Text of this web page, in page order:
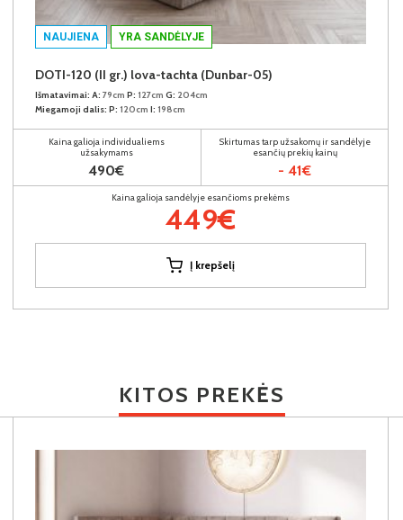
NAUJIENA YRA SANDĖLYJE
DOTI-120 (II gr.) lova-tachta (Dunbar-05)
Išmatavimai: A: 79cm P: 127cm G: 204cm
Miegamoji dalis: P: 120cm I: 198cm
Kaina galioja individualiems
užsakymams
490€
Skirtumas tarp užsakomų ir sandėlyje
esančių prekių kainų
- 41€
Kaina galioja sandėlyje esančioms prekėms
449€
Į krepšelį
KITOS PREKĖS